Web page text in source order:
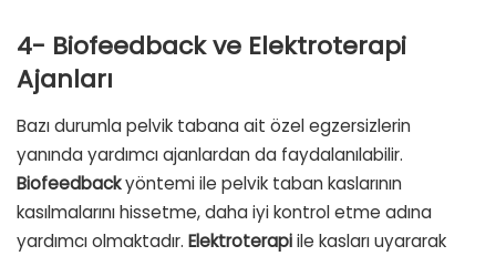
4- Biofeedback ve Elektroterapi
Ajanları
Bazı durumla pelvik tabana ait özel egzersizlerin
yanında yardımcı ajanlardan da faydalanılabilir.
Biofeedbackyöntemi ile pelvik taban kaslarının
kasılmalarını hissetme, daha iyi kontrol etme adına
yardımcı olmaktadır. Elektroterapiile kasları uyararak